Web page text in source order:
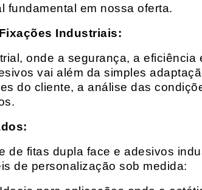
fundamental em nossa oferta.
Industriais:
onde a segurança, a
vai além da simples
do cliente, a análise das
de fitas dupla face e adesivos
de personalização sob medida: